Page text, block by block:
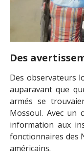
Des
Des observateurs
auparavant que
armés se
Mossoul. Avec un
information aux
fonctionnaires des
américains.